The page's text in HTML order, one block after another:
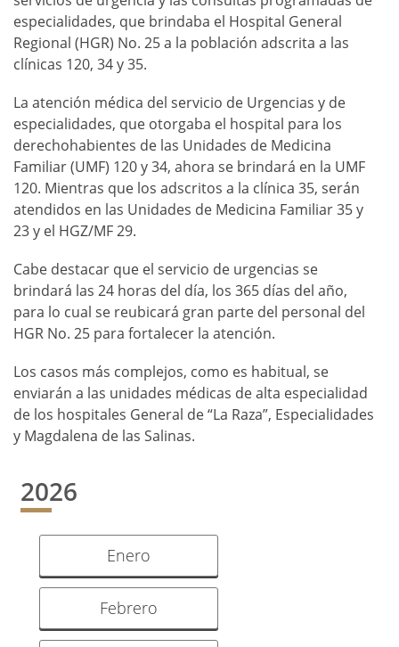
especialidades, que brindaba el Hospital General
Regional (HGR) No. 25 a la población adscrita a las
clínicas 120, 34 y 35.
La atención médica del servicio de Urgencias y de
especialidades, que otorgaba el hospital para los
derechohabientes de las Unidades de Medicina
Familiar (UMF) 120 y 34, ahora se brindará en la UMF
120. Mientras que los adscritos a la clínica 35, serán
atendidos en las Unidades de Medicina Familiar 35 y
23 y el HGZ/MF 29.
Cabe destacar que el servicio de urgencias se
brindará las 24 horas del día, los 365 días del año,
para lo cual se reubicará gran parte del personal del
HGR No. 25 para fortalecer la atención.
Los casos más complejos, como es habitual, se
enviarán a las unidades médicas de alta especialidad
de los hospitales General de “La Raza”, Especialidades
y Magdalena de las Salinas.
2026
Enero
Febrero